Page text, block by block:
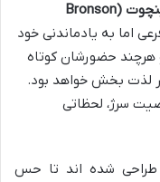
برانسون پینچوت (Bronson
اما به یادماندنی خود
هرچند حضورشان کوتاه
لذت بخش خواهد بود.
سرژ، لحظاتی
طراحی شده اند تا حس